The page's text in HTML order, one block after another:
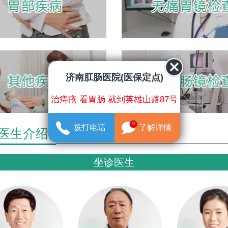
生介绍
坐诊医生
济南肛肠医院(医保定点)
治痔疮 看胃肠 就到英雄山路87号
拨打电话 9 了解详情